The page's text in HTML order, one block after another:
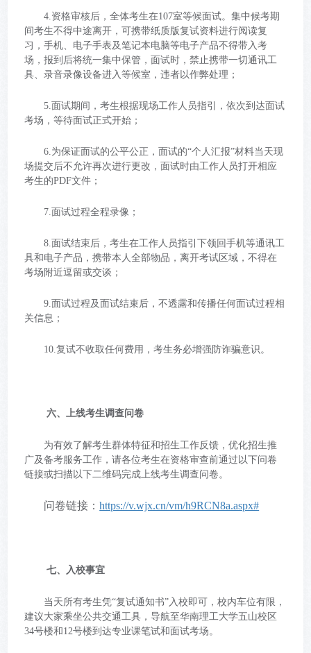
4.资格审核后，全体考生在107室等候面试。集中候考期
间考生不得中途离开，可携带纸质版复试资料进行阅读复
习，手机、电子手表及笔记本电脑等电子产品不得带入考
场，报到后将统一集中保管，面试时，禁止携带一切通讯工
具、录音录像设备进入等候室，违者以作弊处理；
5.面试期间，考生根据现场工作人员指引，依次到达面试
考场，等待面试正式开始；
6.为保证面试的公平公正，面试的“个人汇报”材料当天现
场提交后不允许再次进行更改，面试时由工作人员打开相应
考生的PDF文件；
7.面试过程全程录像；
8.面试结束后，考生在工作人员指引下领回手机等通讯工
具和电子产品，携带本人全部物品，离开考试区域，不得在
考场附近逗留或交谈；
9.面试过程及面试结束后，不透露和传播任何面试过程相
关信息；
10.复试不收取任何费用，考生务必增强防诈骗意识。
六、上线考生调查问卷
为有效了解考生群体特征和招生工作反馈，优化招生推
广及备考服务工作，请各位考生在资格审查前通过以下问卷
链接或扫描以下二维码完成上线考生调查问卷。
问卷链接：https://v.wjx.cn/vm/h9RCN8a.aspx#
七、入校事宜
当天所有考生凭“复试通知书”入校即可，校内车位有限，
建议大家乘坐公共交通工具，导航至华南理工大学五山校区
34号楼和12号楼到达专业课笔试和面试考场。